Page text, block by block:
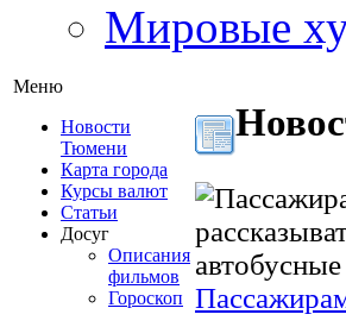
Мировые
Меню
Новости
Тюмени
Карта города
Курсы валют
Статьи
Досуг
Описания
фильмов
Гороскоп